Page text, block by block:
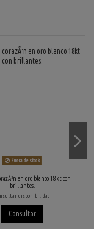
Fuera de stock
en oro blanco 18kt con
brillantes.
disponibilidad
Consultar